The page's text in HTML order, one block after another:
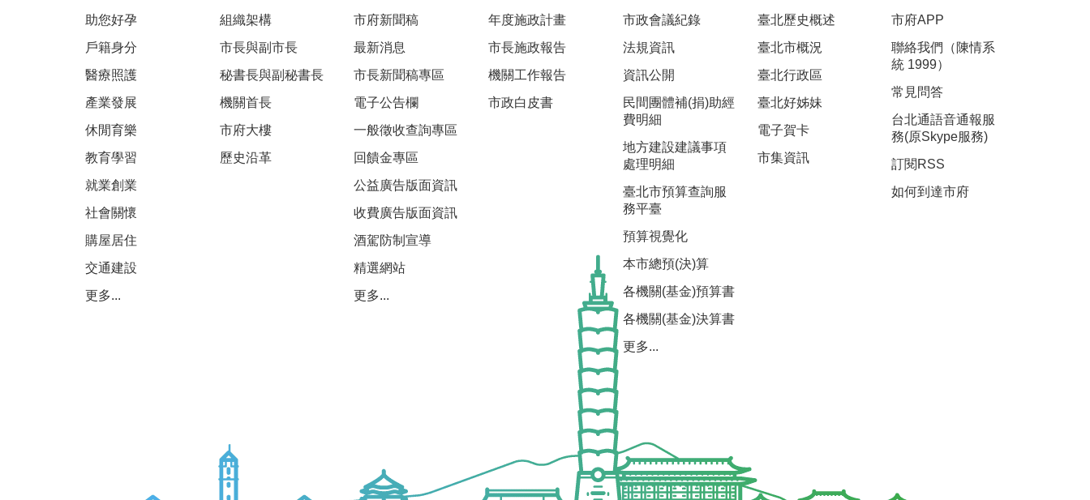
助您好孕
戶籍身分
醫療照護
產業發展
休閒育樂
教育學習
就業創業
社會關懷
購屋居住
交通建設
更多...
組織架構
市長與副市長
秘書長與副秘書長
機關首長
市府大樓
歷史沿革
市府新聞稿
最新消息
市長新聞稿專區
電子公告欄
一般徵收查詢專區
回饋金專區
公益廣告版面資訊
收費廣告版面資訊
酒駕防制宣導
精選網站
更多...
年度施政計畫
市長施政報告
機關工作報告
市政白皮書
市政會議紀錄
法規資訊
資訊公開
民間團體補(捐)助經
費明細
地方建設建議事項
處理明細
臺北市預算查詢服
務平臺
預算視覺化
本市總預(決)算
各機關(基金)預算書
各機關(基金)決算書
更多...
臺北歷史概述
臺北市概況
臺北行政區
臺北好姊妹
電子賀卡
市集資訊
市府APP
聯絡我們（陳情系
統 1999）
常見問答
台北通語音通報服
務(原Skype服務)
訂閱RSS
如何到達市府